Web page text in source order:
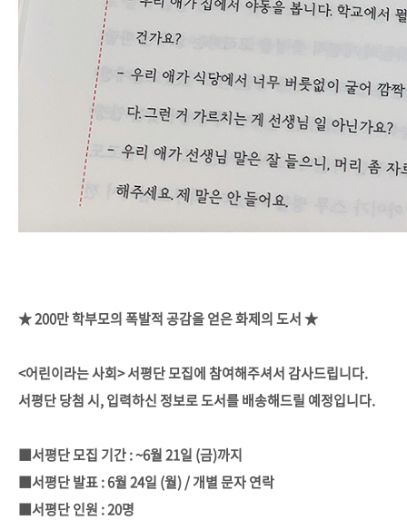
★ 200만 학부모의 폭발적 공감을 얻은 화제의 도서 ★
<어린이라는 사회> 서평단 모집에 참여해주셔서 감사드립니다.
서평단 당첨 시, 입력하신 정보로 도서를 배송해드릴 예정입니다.
■서평단 모집 기간 : ~6월 21일 (금)까지
■서평단 발표 : 6월 24일 (월) / 개별 문자 연락
■서평단 인원 : 20명